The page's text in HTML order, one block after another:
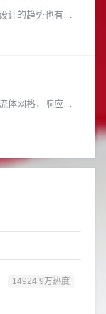
计的趋势也有所
用户通过移动设
体网格，响应式
定网站的初始宽
14924.9万热度